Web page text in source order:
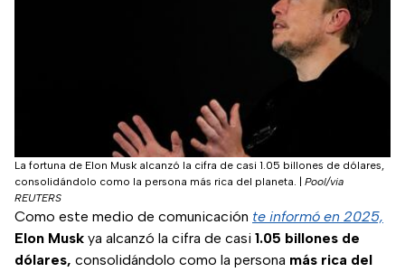
La fortuna de Elon Musk alcanzó la cifra de casi 1.05 billones de dólares,
consolidándolo como la persona más rica del planeta.
Pool/via
REUTERS
Como este medio de comunicación te informó en 2025,
Elon Musk ya alcanzó la cifra de casi 1.05 billones de
dólares, consolidándolo como la persona más rica del